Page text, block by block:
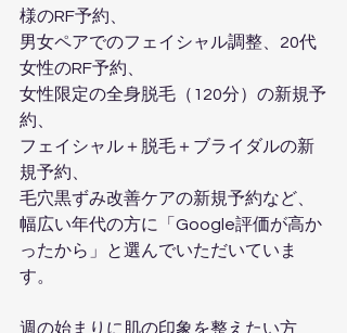
様のRF予約、
男女ペアでのフェイシャル調整、20代
女性のRF予約、
女性限定の全身脱毛（120分）の新規予
約、
フェイシャル＋脱毛＋ブライダルの新
規予約、
毛穴黒ずみ改善ケアの新規予約など、
幅広い年代の方に「Google評価が高か
ったから」と選んでいただいていま
す。
週の始まりに肌の印象を整えたい方